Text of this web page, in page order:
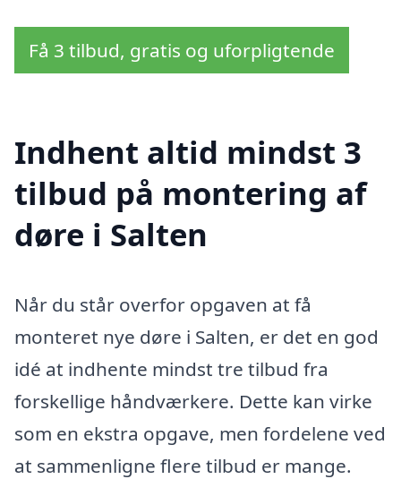
Få 3 tilbud, gratis og uforpligtende
Indhent altid mindst 3
tilbud på montering af
døre i Salten
Når du står overfor opgaven at få
monteret nye døre i Salten, er det en god
idé at indhente mindst tre tilbud fra
forskellige håndværkere. Dette kan virke
som en ekstra opgave, men fordelene ved
at sammenligne flere tilbud er mange.